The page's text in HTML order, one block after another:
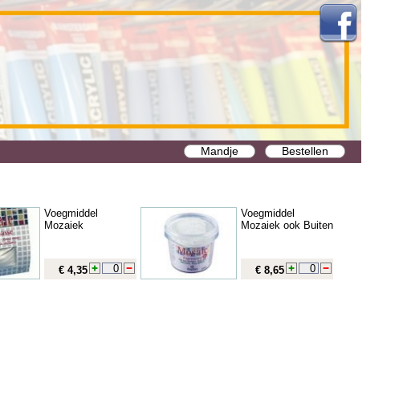
Mandje Bestellen
Voegmiddel
Mozaiek
€ 4,35
Voegmiddel
Mozaiek ook Buiten
€ 8,65